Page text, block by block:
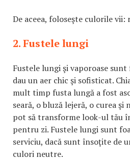
De aceea, foloseşte culorile vii:
2. Fustele lungi
Fustele lungi şi vaporoase
dau un aer chic şi sofisticat.
mult timp fusta lungă a fost
seară, o bluză lejeră, o curea
pot să transforme look-ul tău
pentru zi. Fustele lungi sunt
serviciu, dacă sunt însoţite de
culori neutre.